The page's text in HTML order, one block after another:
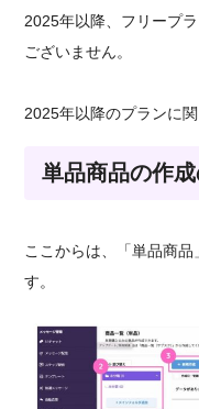
2025年以降、フリープ
ございません。
2025年以降のプランに
単品商品の作
ここからは、「単品商
す。